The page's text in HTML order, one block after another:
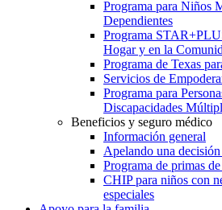
Programa para Niños
Dependientes
Programa
Hogar y en la
Programa de Texas
Servicios de
Programa para
Discapacidades
Beneficios y seguro médico
Información general
Apelando una
Programa de primas
CHIP para niños con
especiales